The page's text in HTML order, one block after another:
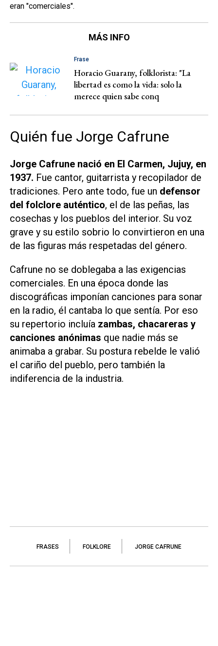
eran "comerciales".
MÁS INFO
Frase
Horacio Guarany, folklorista: "La
libertad es como la vida: solo la
merece quien sabe conq
Quién fue Jorge Cafrune
Jorge Cafrune nació en El Carmen, Jujuy, en
1937. Fue cantor, guitarrista y recopilador de
tradiciones. Pero ante todo, fue un defensor
del folclore auténtico, el de las peñas, las
cosechas y los pueblos del interior. Su voz
grave y su estilo sobrio lo convirtieron en una
de las figuras más respetadas del género.
Cafrune no se doblegaba a las exigencias
comerciales. En una época donde las
discográficas imponían canciones para sonar
en la radio, él cantaba lo que sentía. Por eso
su repertorio incluía zambas, chacareras y
canciones anónimas que nadie más se
animaba a grabar. Su postura rebelde le valió
el cariño del pueblo, pero también la
indiferencia de la industria.
FRASES FOLKLORE JORGE CAFRUNE